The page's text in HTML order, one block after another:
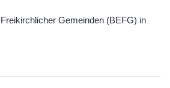
Gemeinden (BEFG) in